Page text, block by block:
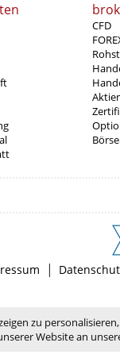
CFD
|
zu
Website an